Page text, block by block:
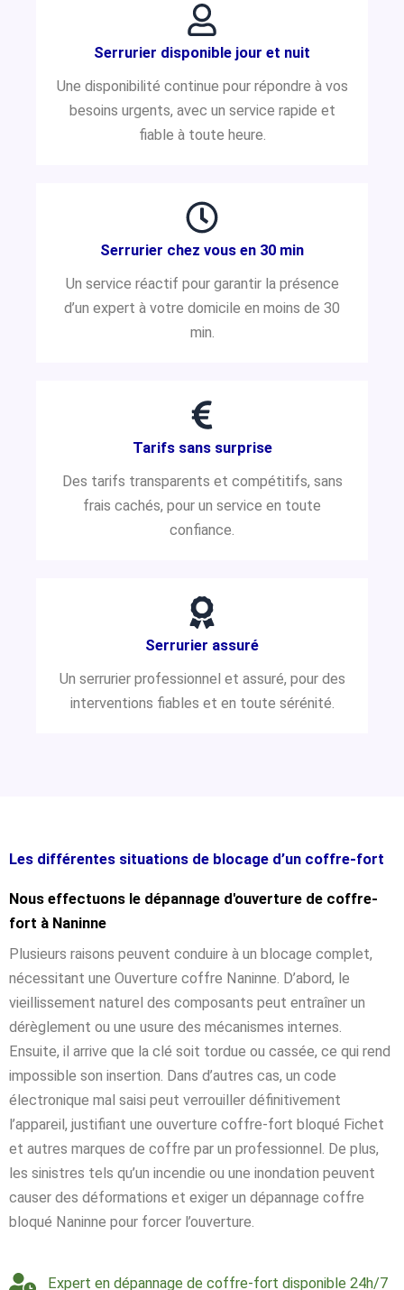
Serrurier disponible jour et nuit
Une disponibilité continue pour répondre à vos
besoins urgents, avec un service rapide et
fiable à toute heure.
Serrurier chez vous en 30 min
Un service réactif pour garantir la présence
d’un expert à votre domicile en moins de 30
min.
Tarifs sans surprise
Des tarifs transparents et compétitifs, sans
frais cachés, pour un service en toute
confiance.
Serrurier assuré
Un serrurier professionnel et assuré, pour des
interventions fiables et en toute sérénité.
Les différentes situations de blocage d’un coffre-fort
Nous effectuons le dépannage d'ouverture de coffre-
fort à Naninne
Plusieurs raisons peuvent conduire à un blocage complet,
nécessitant une Ouverture coffre Naninne. D’abord, le
vieillissement naturel des composants peut entraîner un
dérèglement ou une usure des mécanismes internes.
Ensuite, il arrive que la clé soit tordue ou cassée, ce qui rend
impossible son insertion. Dans d’autres cas, un code
électronique mal saisi peut verrouiller définitivement
l’appareil, justifiant une ouverture coffre-fort bloqué Fichet
et autres marques de coffre par un professionnel. De plus,
les sinistres tels qu’un incendie ou une inondation peuvent
causer des déformations et exiger un dépannage coffre
bloqué Naninne pour forcer l’ouverture.
Expert en dépannage de coffre-fort disponible 24h/7